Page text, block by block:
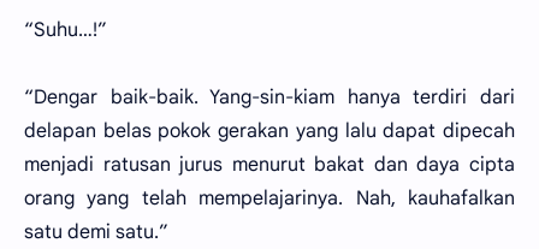
“Suhu…!”
“Dengar baik-baik. Yang-sin-kiam hanya terdiri dari
delapan belas pokok gerakan yang lalu dapat dipecah
menjadi ratusan jurus menurut bakat dan daya cipta
orang yang telah mempelajarinya. Nah, kauhafalkan
satu demi satu.”